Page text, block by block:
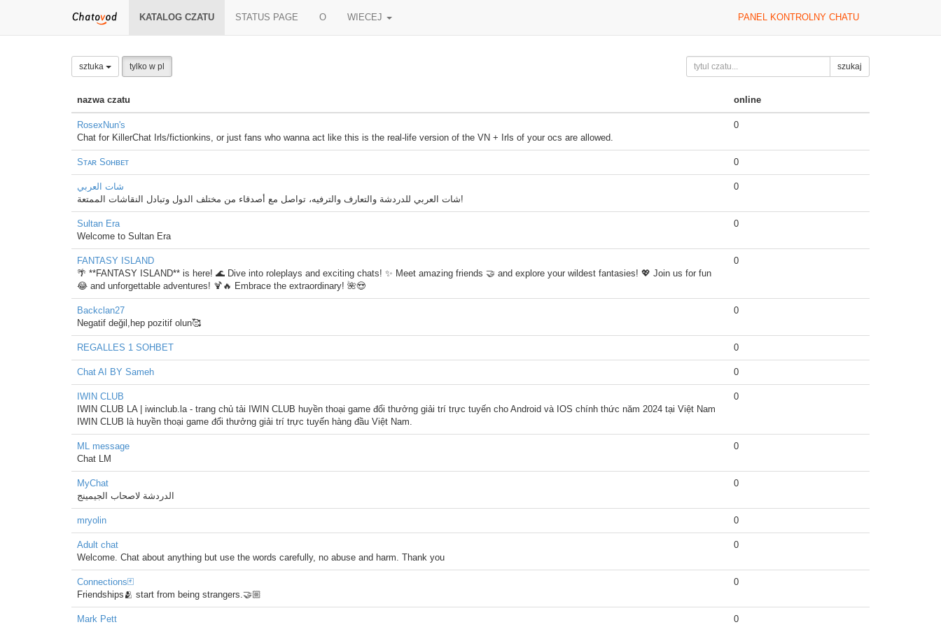
KATALOG CZATU STATUS PAGE O WIECEJ PANEL KONTROLNY CHATU
sztuka tylko w pl szukaj
nazwa czatu online
RosexNun's
Chat for KillerChat Irls/fictionkins, or just fans who wanna act like this is the real-life version of the VN + Irls of your ocs are allowed.
0
Sᴛᴀʀ Sᴏʜʙᴇᴛ 0
شات العربي
شات العربي للدردشة والتعارف والترفيه، تواصل مع أصدقاء من مختلف الدول وتبادل النقاشات الممتعة!
0
Sultan Era
Welcome to Sultan Era
0
FANTASY ISLAND
🌴 **FANTASY ISLAND** is here! 🌊 Dive into roleplays and exciting chats! ✨ Meet amazing friends 🤝 and explore your wildest fantasies! 💖 Join us for fun
😂 and unforgettable adventures! 🍹🔥 Embrace the extraordinary! 🌺😍
0
Backclan27
Negatif değil,hep pozitif olun🥰
0
REGALLES 1 SOHBET 0
Chat AI BY Sameh 0
IWIN CLUB
IWIN CLUB LA | iwinclub.la - trang chủ tải IWIN CLUB huyền thoại game đổi thưởng giải trí trực tuyến cho Android và IOS chính thức năm 2024 tại Việt Nam
IWIN CLUB là huyền thoại game đổi thưởng giải trí trực tuyến hàng đầu Việt Nam.
0
ML message
Chat LM
0
MyChat
الدردشة لاصحاب الجيمينج
0
mryolin 0
Adult chat
Welcome. Chat about anything but use the words carefully, no abuse and harm. Thank you
0
Connections🃏
Friendships🫂 start from being strangers.🤝🏼
0
Mark Pett
0